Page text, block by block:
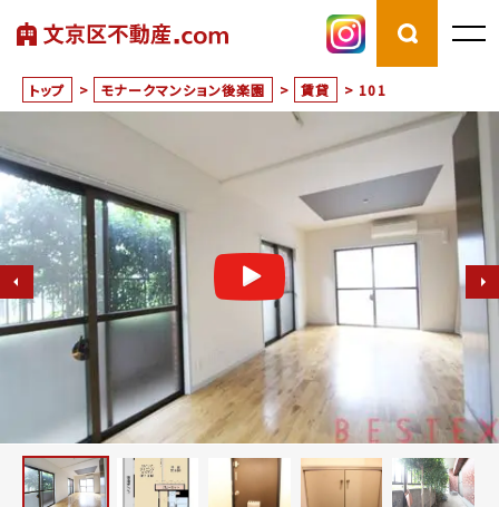
トップ > モナークマンション後楽園 > 賃貸 > 101